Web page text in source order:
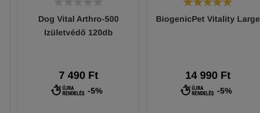
Dog Vital Arthro-500
Izületvédő 120db
7 490 Ft
-5%
BiogenicPet Vitality Large
14 990 Ft
-5%